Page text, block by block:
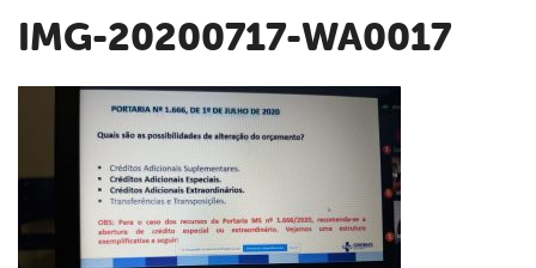
IMG-20200717-WA0017